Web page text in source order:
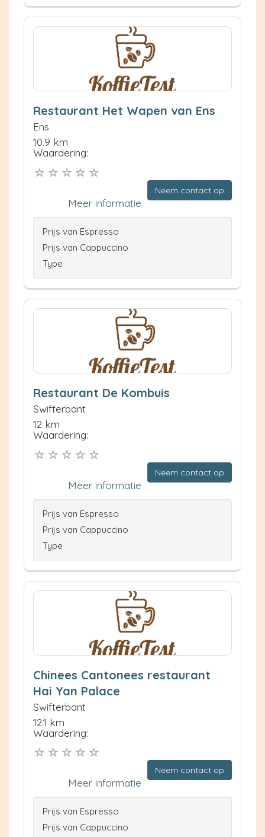
Restaurant Het Wapen van Ens
Ens
10.9 km
Waardering:
Neem contact op
Meer informatie
Prijs van Espresso
Prijs van Cappuccino
Type
Restaurant De Kombuis
Swifterbant
12 km
Waardering:
Neem contact op
Meer informatie
Prijs van Espresso
Prijs van Cappuccino
Type
Chinees Cantonees restaurant
Hai Yan Palace
Swifterbant
12.1 km
Waardering:
Neem contact op
Meer informatie
Prijs van Espresso
Prijs van Cappuccino